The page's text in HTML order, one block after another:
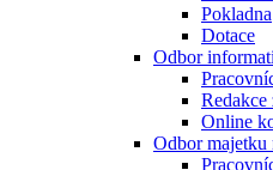
Pokladna
Dotace
Odbor
Redakce
Online
Odbor majetku